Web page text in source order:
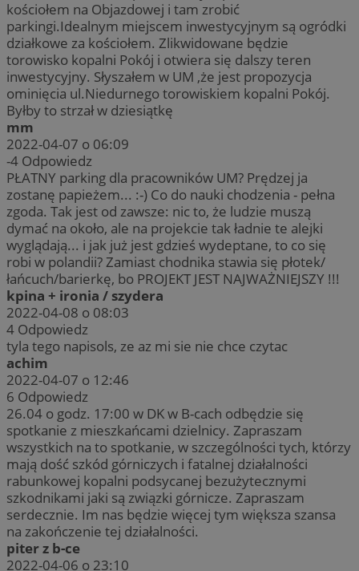
kościołem na Objazdowej i tam zrobić
parkingi.Idealnym miejscem inwestycyjnym są ogródki
działkowe za kościołem. Zlikwidowane będzie
torowisko kopalni Pokój i otwiera się dalszy teren
inwestycyjny. Słyszałem w UM ,że jest propozycja
ominięcia ul.Niedurnego torowiskiem kopalni Pokój.
Byłby to strzał w dziesiątkę
mm
2022-04-07 o 06:09
-4 Odpowiedz
PŁATNY parking dla pracowników UM? Prędzej ja
zostanę papieżem... :-) Co do nauki chodzenia - pełna
zgoda. Tak jest od zawsze: nic to, że ludzie muszą
dymać na około, ale na projekcie tak ładnie te alejki
wyglądają... i jak już jest gdzieś wydeptane, to co się
robi w polandii? Zamiast chodnika stawia się płotek/
łańcuch/barierkę, bo PROJEKT JEST NAJWAŻNIEJSZY !!!
kpina + ironia / szydera
2022-04-08 o 08:03
4 Odpowiedz
tyla tego napisols, ze az mi sie nie chce czytac
achim
2022-04-07 o 12:46
6 Odpowiedz
26.04 o godz. 17:00 w DK w B-cach odbędzie się
spotkanie z mieszkańcami dzielnicy. Zapraszam
wszystkich na to spotkanie, w szczególności tych, którzy
mają dość szkód górniczych i fatalnej działalności
rabunkowej kopalni podsycanej bezużytecznymi
szkodnikami jaki są związki górnicze. Zapraszam
serdecznie. Im nas będzie więcej tym większa szansa
na zakończenie tej działalności.
piter z b-ce
2022-04-06 o 23:10